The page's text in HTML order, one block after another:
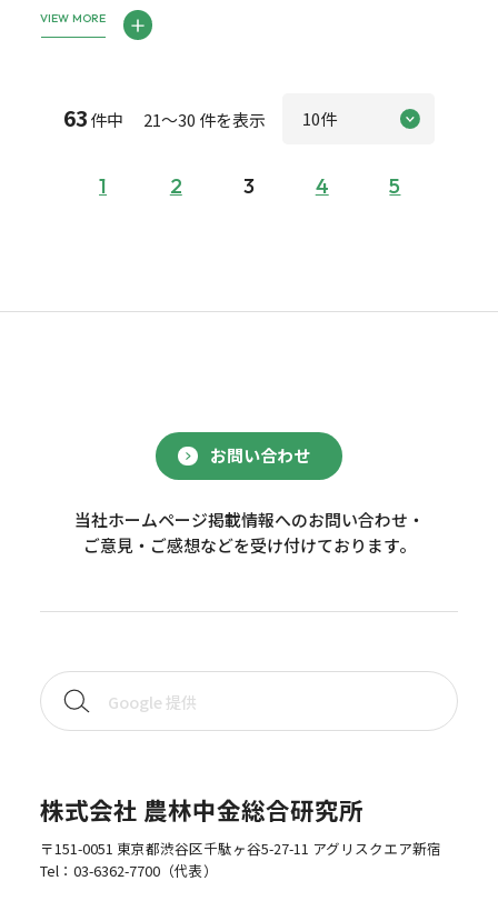
VIEW MORE
63件中 21～30 件を表示
1 2 3 4 5
お問い合わせ
当社ホームページ掲載情報へのお問い合わせ・
ご意見・ご感想などを受け付けております。
株式会社 農林中金総合研究所
〒151-0051 東京都渋谷区千駄ヶ谷5-27-11 アグリスクエア新宿
Tel： 03-6362-7700（代表）